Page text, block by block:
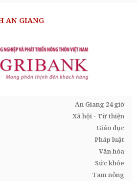
AN GIANG
An Giang 24 giờ
Xã hội - Từ thiện
Giáo dục
Pháp luật
Văn hóa
Sức khỏe
Tam nông